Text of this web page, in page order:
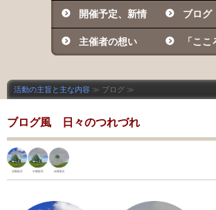
開催予定、新情
報など
ブログ
主催者の想い 「こ
活動の主旨と主な内容 ≫ ブログ ≫
ブログ風 日々のつれづれ